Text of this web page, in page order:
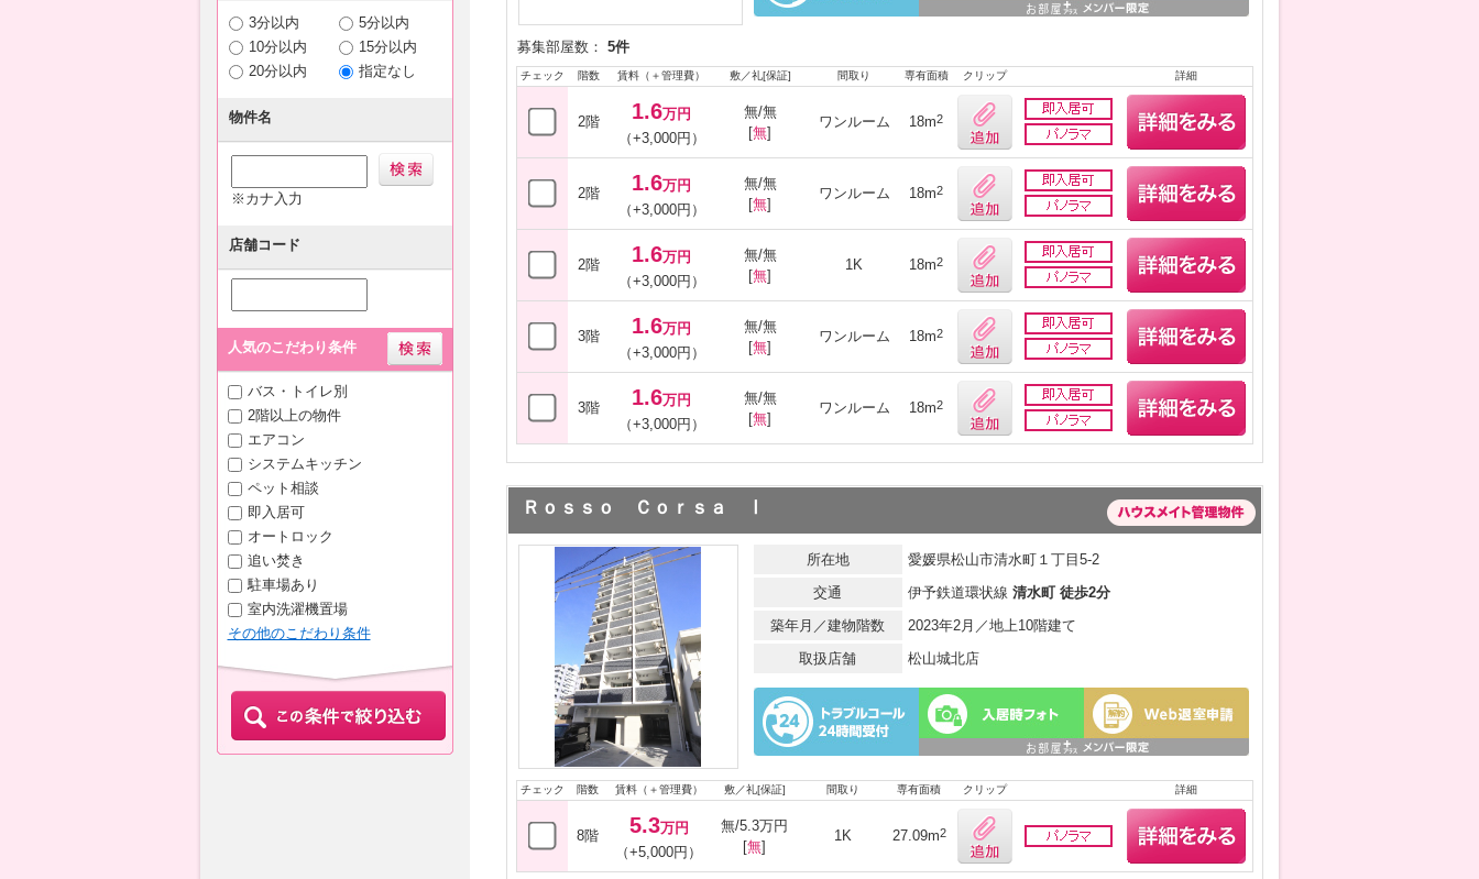
3分以内
5分以内
10分以内
15分以内
20分以内
指定なし
物件名
※カナ入力
店舗コード
人気のこだわり条件
バス・トイレ別
2階以上の物件
エアコン
システムキッチン
ペット相談
即入居可
オートロック
追い焚き
駐車場あり
室内洗濯機置場
その他のこだわり条件
募集部屋数： 5件
チェック 階数 賃料（＋管理費） 敷／礼[保証] 間取り 専有面積 クリップ 詳細
2階 1.6万円
（+3,000円）
無/無
[無]
ワンルーム 18m2
2階 1.6万円
（+3,000円）
無/無
[無]
ワンルーム 18m2
2階 1.6万円
（+3,000円）
無/無
[無]
1K 18m2
3階 1.6万円
（+3,000円）
無/無
[無]
ワンルーム 18m2
3階 1.6万円
（+3,000円）
無/無
[無]
ワンルーム 18m2
Ｒｏｓｓｏ Ｃｏｒｓａ Ⅰ
所在地
愛媛県松山市清水町１丁目5-2
交通
伊予鉄道環状線 清水町 徒歩2分
築年月／建物階数
2023年2月／地上10階建て
取扱店舗
松山城北店
チェック 階数 賃料（＋管理費） 敷／礼[保証] 間取り 専有面積 クリップ 詳細
8階 5.3万円
（+5,000円）
無/5.3万円
[無]
1K 27.09m2